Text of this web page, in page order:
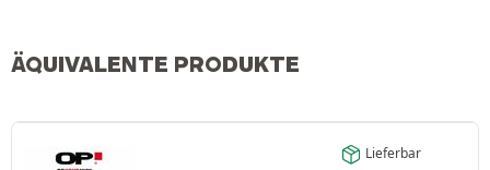
ÄQUIVALENTE PRODUKTE
Lieferbar